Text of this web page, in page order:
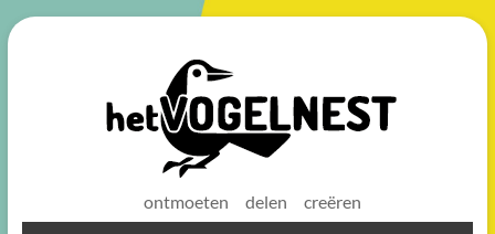
ontmoeten delen creëren